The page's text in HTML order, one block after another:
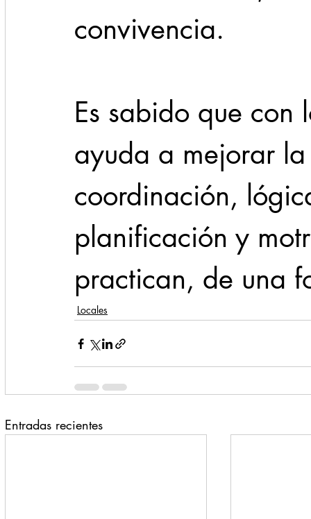
convivencia.
Es sabido que
ayuda a mejorar
coordinación,
planificación y
practican, de una
Locales
Entradas recientes